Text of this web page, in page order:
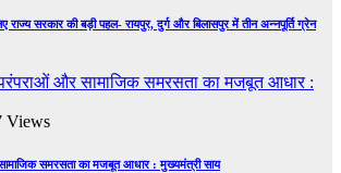
राज्य सरकार की बड़ी पहल- रायपुर, दुर्ग और बिलासपुर में तीन अन्नपूर्ति ग्रेन
Views
समरसता का मजबूत आधार : मुख्यमंत्री साय